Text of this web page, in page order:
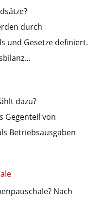
durch
und Gesetze definiert.
dazu?
Gegenteil von
Betriebsausgaben
Nach